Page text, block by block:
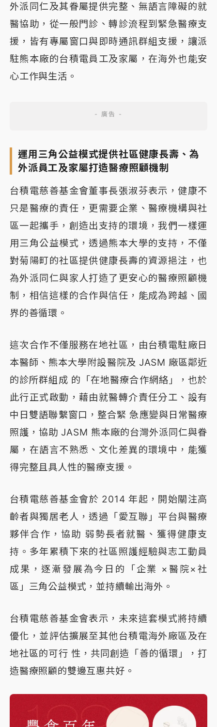
外派同仁及其眷屬提供完整、無語言障礙的就
醫協助，從一般門診、轉診流程到緊急醫療支
援，皆有專屬窗口與即時通訊群組支援，讓派
駐熊本廠的台積電員工及家屬，在海外也能安
心工作與生活。
運用三角公益模式提供社區健康長壽、為
外派員工及家屬打造醫療照顧機制
台積電慈善基金會董事長張淑芬表示，健康不
只是醫療的責任，更需要企業、醫療機構與社
區一起攜手，創造出支持的環境，我們一樣運
用三角公益模式，透過熊本大學的支持，不僅
對菊陽町的社區提供健康長壽的資源挹注，也
為外派同仁與家人打造了更安心的醫療照顧機
制，相信這樣的合作與信任，能成為跨越、國
界的善循環。
這次合作不僅服務在地社區，由台積電駐廠日
本醫師、熊本大學附設醫院及 JASM 廠區鄰近
的診所群組成 的「在地醫療合作網絡」，也於
此行正式啟動，藉由就醫轉介責任分工、設有
中日雙語聯繫窗口，整合緊 急應變與日常醫療
照護，協助 JASM 熊本廠的台灣外派同仁與眷
屬，在語言不熟悉、文化差異的環境中，能獲
得完整且具人性的醫療支援。
台積電慈善基金會於 2014 年起，開始關注高
齡者與獨居老人，透過「愛互聯」平台與醫療
夥伴合作，協助 弱勢長者就醫、獲得健康支
持。多年累積下來的社區照護經驗與志工動員
成果，逐漸發展為今日的「企業 ×醫院×社
區」三角公益模式，並持續輸出海外。
台積電慈善基金會表示，未來這套模式將持續
優化，並評估擴展至其他台積電海外廠區及在
地社區的可行 性，共同創造「善的循環」，打
造醫療照顧的雙邊互惠共好。